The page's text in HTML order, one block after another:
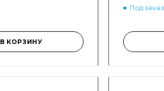
В КОРЗИНУ
Под заказ